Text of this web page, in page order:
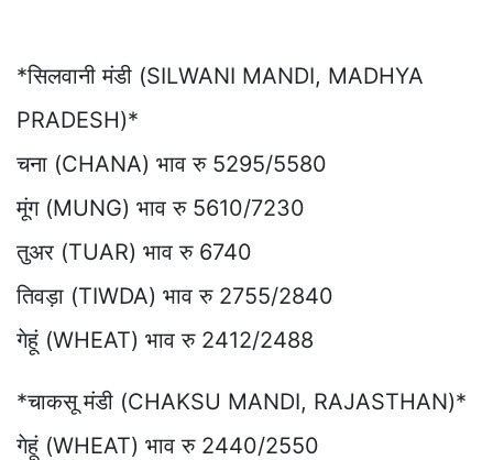
*सिलवानी मंडी (SILWANI MANDI, MADHYA
PRADESH)*
चना (CHANA) भाव रु 5295/5580
मूंग (MUNG) भाव रु 5610/7230
तुअर (TUAR) भाव रु 6740
तिवड़ा (TIWDA) भाव रु 2755/2840
गेहूं (WHEAT) भाव रु 2412/2488
*चाकसू मंडी (CHAKSU MANDI, RAJASTHAN)*
गेहूं (WHEAT) भाव रु 2440/2550